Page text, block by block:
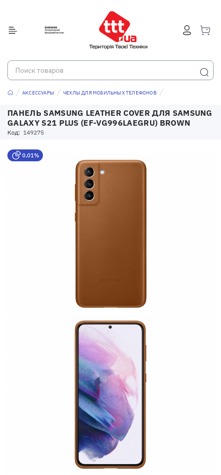
АКСЕССУАРЫ ЧЕХЛЫ ДЛЯ МОБИЛЬНЫХ ТЕЛЕФОНОВ
ПАНЕЛЬ SAMSUNG LEATHER COVER ДЛЯ SAMSUNG
GALAXY S21 PLUS (EF-VG996LAEGRU) BROWN
Код: 149275
0,01%